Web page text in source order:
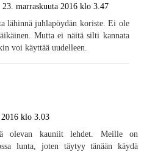
23. marraskuuta 2016 klo 3.47
lähinnä juhlapöydän koriste. Ei ole
Mutta ei näitä silti kannata
voi käyttää uudelleen.
klo 3.03
olevan kauniit lehdet. Meille on
lunta, joten täytyy tänään käydä